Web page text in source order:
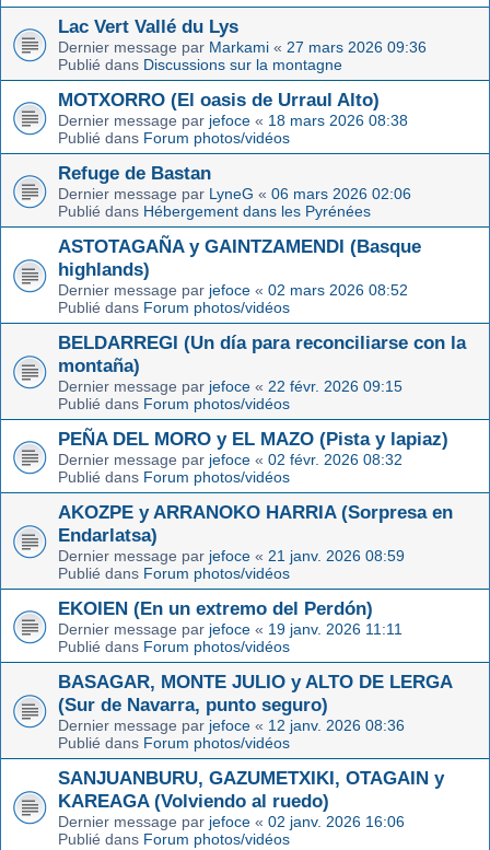
Lac Vert Vallé du Lys
Dernier message par Markami « 27 mars 2026 09:36
Publié dans Discussions sur la montagne
MOTXORRO (El oasis de Urraul Alto)
Dernier message par jefoce « 18 mars 2026 08:38
Publié dans Forum photos/vidéos
Refuge de Bastan
Dernier message par LyneG « 06 mars 2026 02:06
Publié dans Hébergement dans les Pyrénées
ASTOTAGAÑA y GAINTZAMENDI (Basque
highlands)
Dernier message par jefoce « 02 mars 2026 08:52
Publié dans Forum photos/vidéos
BELDARREGI (Un día para reconciliarse con la
montaña)
Dernier message par jefoce « 22 févr. 2026 09:15
Publié dans Forum photos/vidéos
PEÑA DEL MORO y EL MAZO (Pista y lapiaz)
Dernier message par jefoce « 02 févr. 2026 08:32
Publié dans Forum photos/vidéos
AKOZPE y ARRANOKO HARRIA (Sorpresa en
Endarlatsa)
Dernier message par jefoce « 21 janv. 2026 08:59
Publié dans Forum photos/vidéos
EKOIEN (En un extremo del Perdón)
Dernier message par jefoce « 19 janv. 2026 11:11
Publié dans Forum photos/vidéos
BASAGAR, MONTE JULIO y ALTO DE LERGA
(Sur de Navarra, punto seguro)
Dernier message par jefoce « 12 janv. 2026 08:36
Publié dans Forum photos/vidéos
SANJUANBURU, GAZUMETXIKI, OTAGAIN y
KAREAGA (Volviendo al ruedo)
Dernier message par jefoce « 02 janv. 2026 16:06
Publié dans Forum photos/vidéos